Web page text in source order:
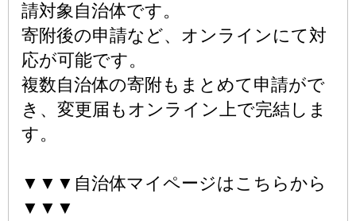
請対象自治体です。
寄附後の申請など、オンラインにて対
応が可能です。
複数自治体の寄附もまとめて申請がで
き、変更届もオンライン上で完結しま
す。
▼▼▼自治体マイページはこちらから
▼▼▼